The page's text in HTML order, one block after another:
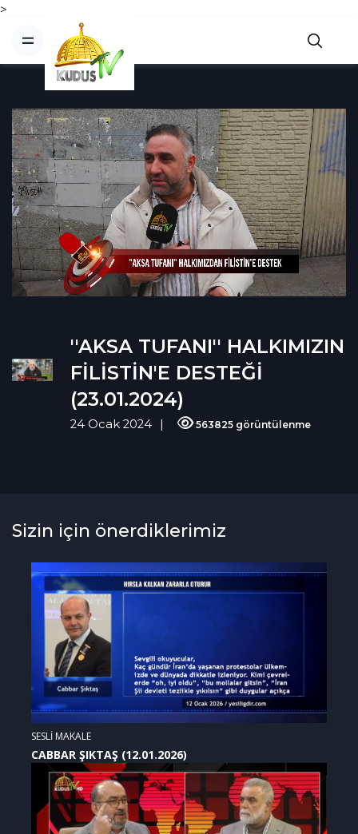
>
''AKSA TUFANI'' HALKIMIZIN
FİLİSTİN'E DESTEĞİ
(23.01.2024)
24 Ocak 2024 563825 görüntülenme
Sizin için önerdiklerimiz
SESLİ MAKALE
CABBAR ŞIKTAŞ (12.01.2026)